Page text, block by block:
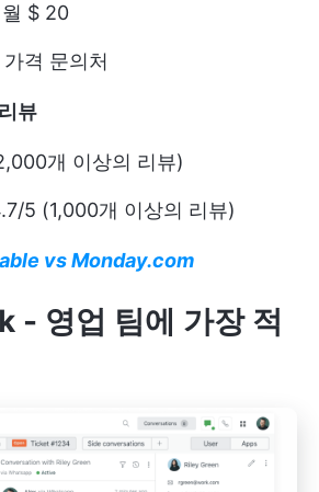
$ 20
가격 문의처
뷰
개 이상의 리뷰)
5 (1,000개 이상의 리뷰)
vs Monday.com
- 영업 팀에 가장 적